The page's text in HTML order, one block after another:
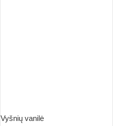
Vyšnių vanilė